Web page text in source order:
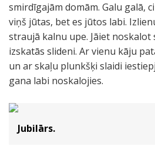
smirdīgajām domām. Galu galā,
viņš jūtas, bet es jūtos labi.
straujā kalnu upe. Jāiet noskalot
izskatās slideni. Ar vienu kāju
un ar skaļu plunkšķi slaidi
gana labi noskalojies.
Jubilārs.